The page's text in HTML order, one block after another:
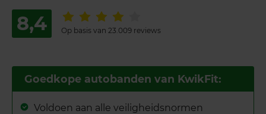
8,4 Op basis van 23.009 reviews
Goedkope autobanden van KwikFit:
Voldoen aan alle veiligheidsnormen